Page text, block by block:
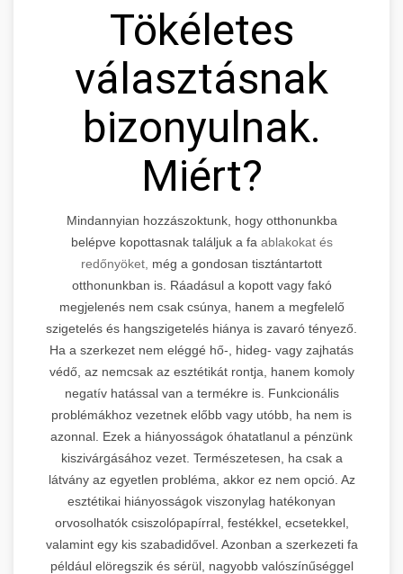
Tökéletes
választásnak
bizonyulnak.
Miért?
Mindannyian hozzászoktunk, hogy otthonunkba
belépve kopottasnak találjuk a fa ablakokat és
redőnyöket, még a gondosan tisztántartott
otthonunkban is. Ráadásul a kopott vagy fakó
megjelenés nem csak csúnya, hanem a megfelelő
szigetelés és hangszigetelés hiánya is zavaró tényező.
Ha a szerkezet nem eléggé hő-, hideg- vagy zajhatás
védő, az nemcsak az esztétikát rontja, hanem komoly
negatív hatással van a termékre is. Funkcionális
problémákhoz vezetnek előbb vagy utóbb, ha nem is
azonnal. Ezek a hiányosságok óhatatlanul a pénzünk
kiszivárgásához vezet. Természetesen, ha csak a
látvány az egyetlen probléma, akkor ez nem opció. Az
esztétikai hiányosságok viszonylag hatékonyan
orvosolhatók csiszolópapírral, festékkel, ecsetekkel,
valamint egy kis szabadidővel. Azonban a szerkezeti fa
például elöregszik és sérül, nagyobb valószínűséggel